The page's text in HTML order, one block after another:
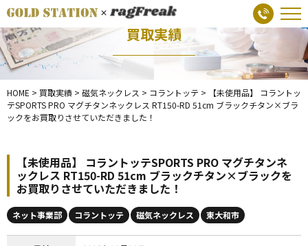
買取実績
HOME > 買取実績 > 磁気ネックレス > コラントッテ >
【未使用品】 コラントッ
テSPORTS PRO マグチタンネックレス RT150-RD 51cm ブラックチタン×ブラ
ックをお買取りさせていただきました！
【未使用品】 コラントッテSPORTS PRO マグチタンネ
ックレス RT150-RD 51cm ブラックチタン×ブラックを
お買取りさせていただきました！
ネット事業部 コラントッテ 磁気ネックレス 東大和市